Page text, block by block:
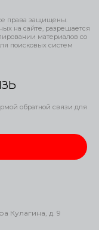
права защищены.
на сайте, разрешается
материалов со
поисковых систем
обратной связи для
Кулагина, д. 9